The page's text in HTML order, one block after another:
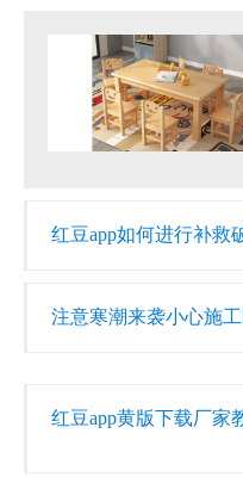
红豆app如何进行补救
注意寒潮来袭小心施
红豆app黄版下载厂家